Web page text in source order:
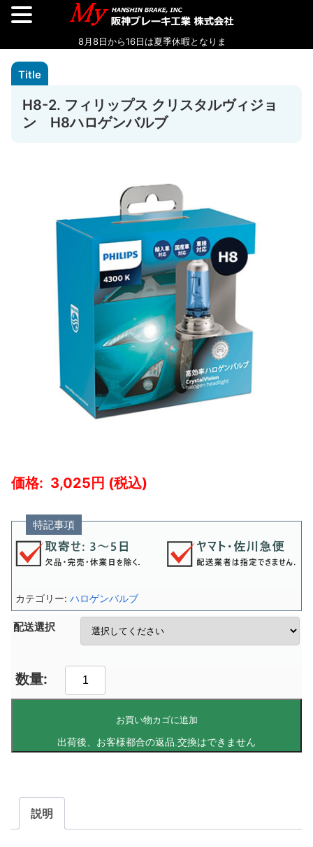
H8-2. フィリップス クリスタルヴィジョ
ン H8ハロゲンバルブ
3,025
特記事項
配送選択
お買い物カゴに追加
カテゴリー: ハロゲンバルブ
説明